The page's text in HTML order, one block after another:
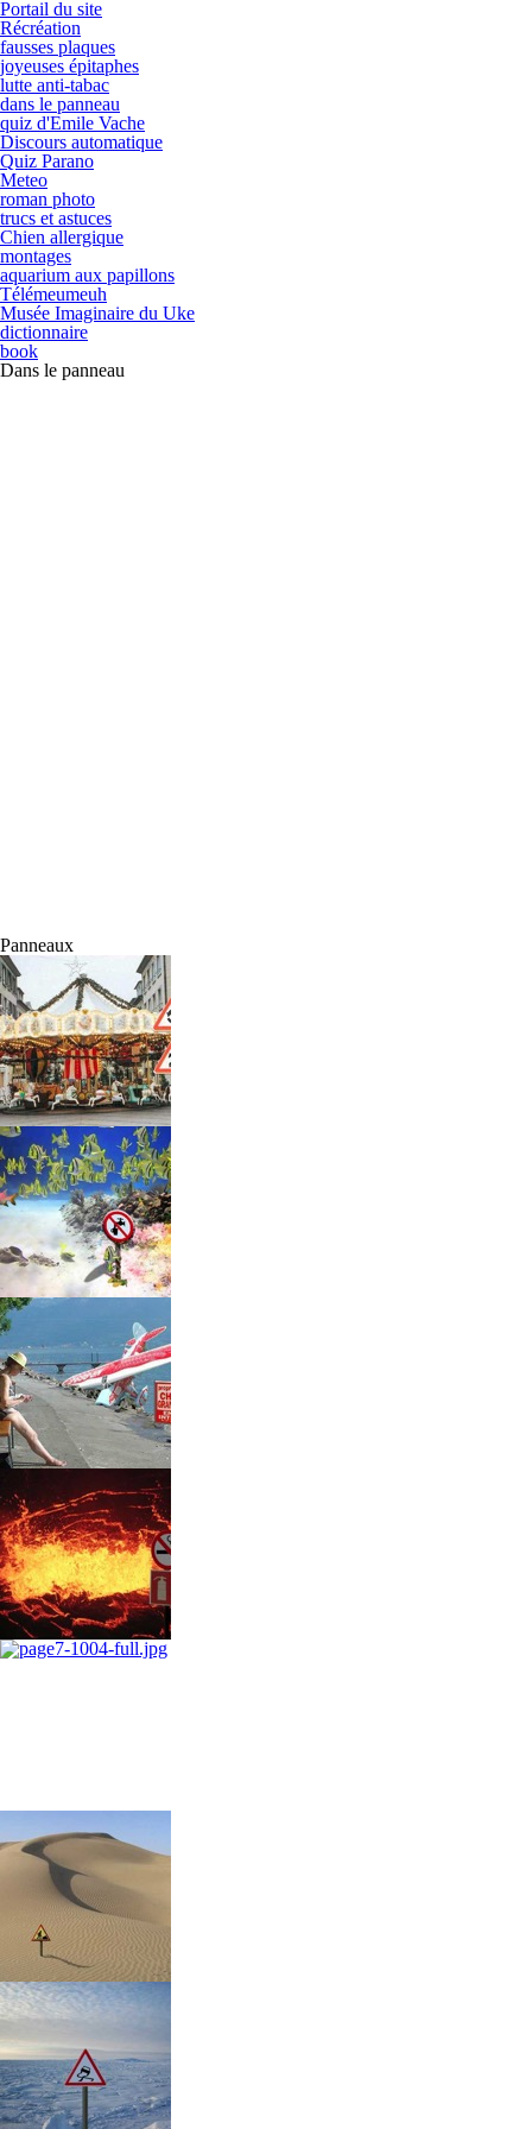
Portail du site
Récréation
fausses plaques
joyeuses épitaphes
lutte anti-tabac
dans le panneau
quiz d'Emile Vache
Discours automatique
Quiz Parano
Meteo
roman photo
trucs et astuces
Chien allergique
montages
aquarium aux papillons
Télémeumeuh
Musée Imaginaire du Uke
dictionnaire
book
Dans le panneau
Panneaux